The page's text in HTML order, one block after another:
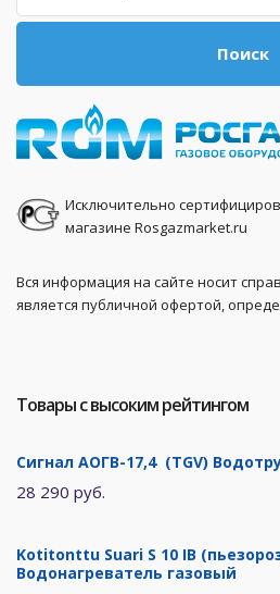
Поиск
Исключительно
магазине Rosgazmarket.ru
Вся информация на сайте носит
является публичной офертой,
Товары с высоким рейтингом
Сигнал АОГВ-17,4 (TGV)
28 290 руб.
Kotitonttu Suari S 10 IB
Водонагреватель газовый